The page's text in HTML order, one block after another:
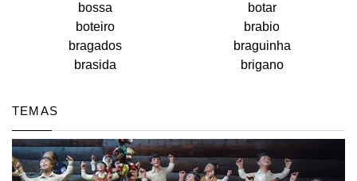
bossa
botar
boteiro
brabio
bragados
braguinha
brasida
brigano
TEMAS